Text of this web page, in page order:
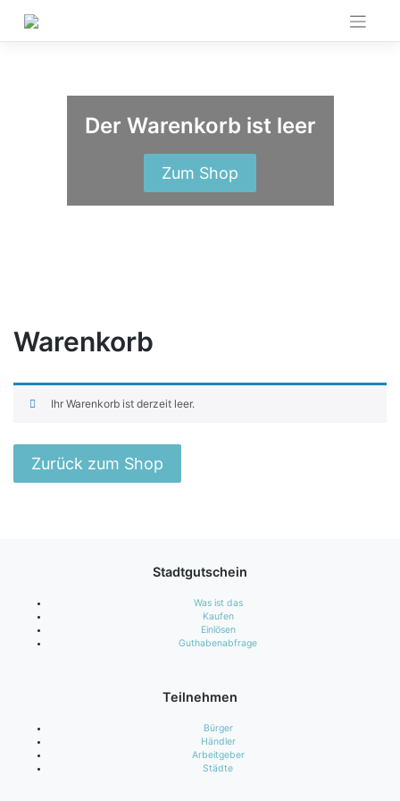
content
Der Warenkorb ist leer
Zum Shop
Warenkorb
Ihr Warenkorb ist derzeit leer.
Zurück zum Shop
Stadtgutschein
Was ist das
Kaufen
Einlösen
Guthabenabfrage
Teilnehmen
Bürger
Händler
Arbeitgeber
Städte